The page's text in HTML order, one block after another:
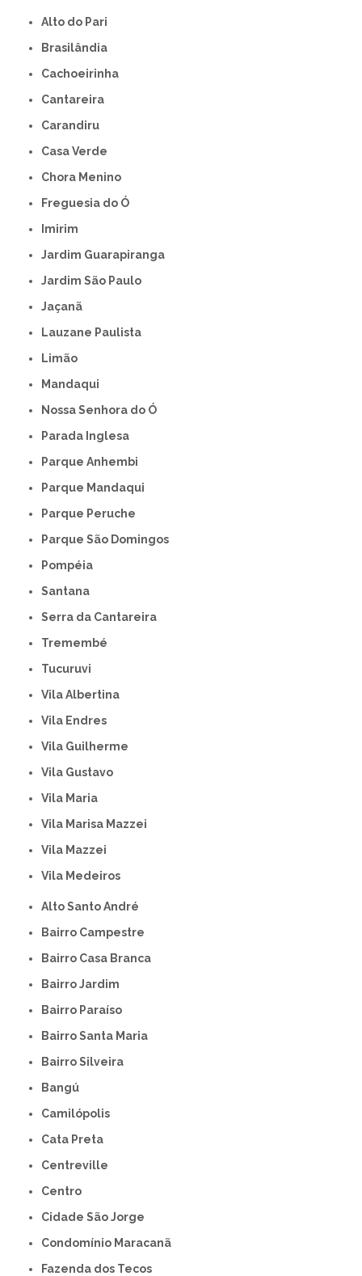
Alto do Pari
Brasilândia
Cachoeirinha
Cantareira
Carandiru
Casa Verde
Chora Menino
Freguesia do Ó
Imirim
Jardim Guarapiranga
Jardim São Paulo
Jaçanã
Lauzane Paulista
Limão
Mandaqui
Nossa Senhora do Ó
Parada Inglesa
Parque Anhembi
Parque Mandaqui
Parque Peruche
Parque São Domingos
Pompéia
Santana
Serra da Cantareira
Tremembé
Tucuruvi
Vila Albertina
Vila Endres
Vila Guilherme
Vila Gustavo
Vila Maria
Vila Marisa Mazzei
Vila Mazzei
Vila Medeiros
Alto Santo André
Bairro Campestre
Bairro Casa Branca
Bairro Jardim
Bairro Paraíso
Bairro Santa Maria
Bairro Silveira
Bangú
Camilópolis
Cata Preta
Centreville
Centro
Cidade São Jorge
Condomínio Maracanã
Fazenda dos Tecos